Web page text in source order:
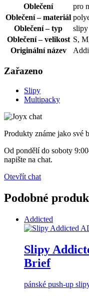
Oblečení
pro
Oblečení – materiál
Oblečení – typ
slipy
Oblečení – velikost S,
Originální název
Zařazeno
Slipy
Multipacky
Produkty známe jako své
Od pondělí do soboty
napište na chat.
Otevřít chat
Podobné
Addicted
Slipy
Brief
pánské push-up